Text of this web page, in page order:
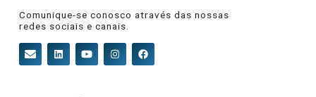
Comunique-se conosco através das nossas
redes sociais e canais.